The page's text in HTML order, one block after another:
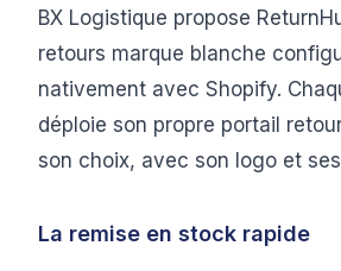
BX Logistique propose
retours marque blanche
nativement avec Shopify.
déploie son propre portail
son choix, avec son logo et
La remise en stock rapide